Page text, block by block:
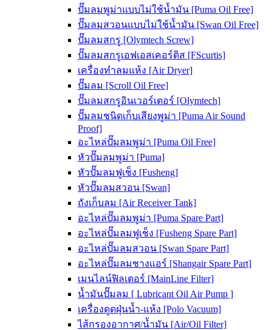
ปั๊มลมพูม่าแบบไม่ใช้น้ำมัน [Puma Oil Free]
ปั๊มลมสวอนแบบไม่ใช้น้ำมัน [Swan Oil Free]
ปั๊มลมสกรู [Olymtech Screw]
ปั๊มลมสกรูเอฟเอสเคอร์ติส [FScurtis]
เครื่องทำลมแห้ง [Air Dryer]
ปั๊มลม [Scroll Oil Free]
ปั๊มลมสกรูอินเวอร์เตอร์ [Olymtech]
ปั๊มลมชนิดเก็บเสียงพูม่า [Puma Air Sound
Proof]
อะไหล่ปั๊มลมพูม่า [Puma Oil Free]
หัวปั๊มลมพูม่า [Puma]
หัวปั๊มลมฟูเช็ง [Fusheng]
หัวปั๊มลมสวอน [Swan]
ถังเก็บลม [Air Receiver Tank]
อะไหล่ปั๊มลมพูม่า [Puma Spare Part]
อะไหล่ปั๊มลมฟูเช็ง [Fusheng Spare Part]
อะไหล่ปั๊มลมสวอน [Swan Spare Part]
อะไหล่ปั๊มลมชางแอร์ [Shangair Spare Part]
เมนไลน์ฟิลเตอร์ [MainLine Filter]
น้ำมันปั๊มลม [ Lubricant Oil Air Pump ]
เครื่องดูดฝุ่นน้ำ-แห้ง [Polo Vacuum]
ไส้กรองอากาศ/น้ำมัน [Air/Oil Filter]